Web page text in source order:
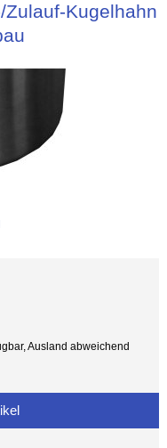
Kugelhahn
Ausland abweichend